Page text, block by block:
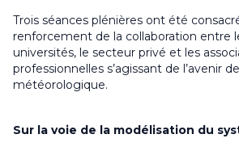
Trois séances plénières ont été
renforcement de la collaboration entre
universités, le secteur privé et les
professionnelles s’agissant de l’avenir
météorologique.
Sur la voie de la modélisation du